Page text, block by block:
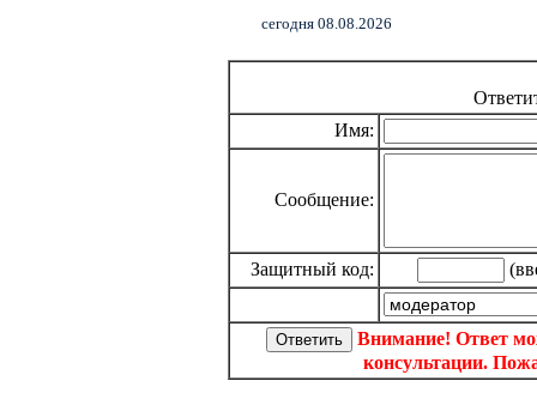
cегодня 08.08.2026
Имя:
Сообщение:
Защитный код:
Внимание! Ответ
консультации.